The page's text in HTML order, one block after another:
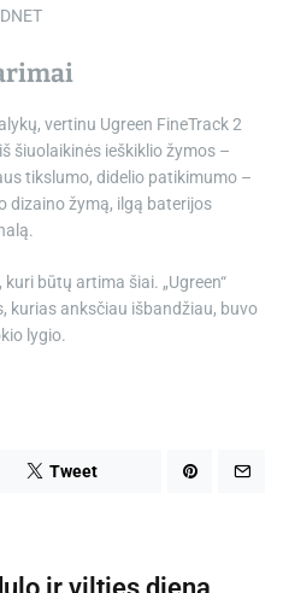
vertinu Ugreen FineTrack 2
šiuolaikinės ieškiklio žymos –
tikslumo, didelio patikimumo –
dizaino žymą, ilgą baterijos
būtų artima šiai. „Ugreen“
kurias anksčiau išbandžiau, buvo
lygio.
Tweet